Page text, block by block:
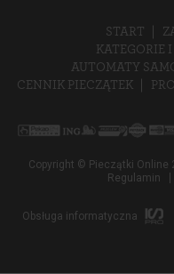
START
KATEGORIE
AUTOMATY
CENNIK PIECZĄTEK
Copyright © Pieczątki Online
Regulamin
Obsługa informatyczna